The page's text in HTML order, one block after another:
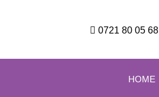
0721 80 05 68
HOME